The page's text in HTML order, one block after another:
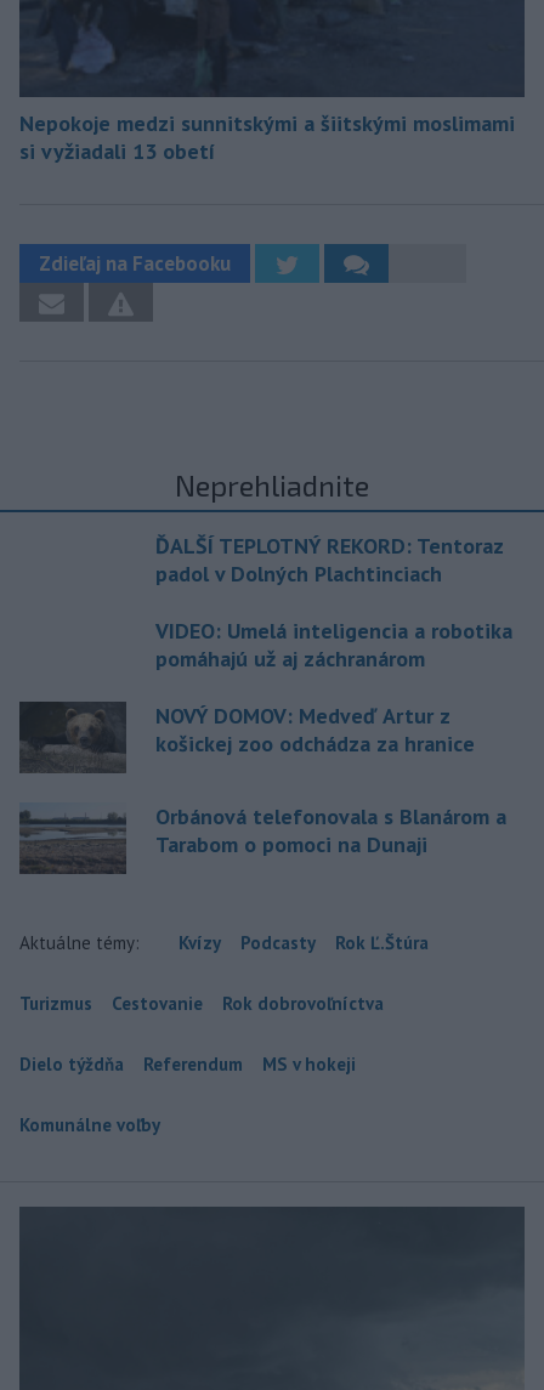
Nepokoje medzi sunnitskými a šiitskými moslimami
si vyžiadali 13 obetí
Zdieľaj na Facebooku
Neprehliadnite
ĎALŠÍ TEPLOTNÝ REKORD: Tentoraz
padol v Dolných Plachtinciach
VIDEO: Umelá inteligencia a robotika
pomáhajú už aj záchranárom
NOVÝ DOMOV: Medveď Artur z
košickej zoo odchádza za hranice
Orbánová telefonovala s Blanárom a
Tarabom o pomoci na Dunaji
Aktuálne témy: Kvízy Podcasty Rok Ľ.Štúra
Turizmus Cestovanie Rok dobrovoľníctva
Dielo týždňa Referendum MS v hokeji
Komunálne voľby